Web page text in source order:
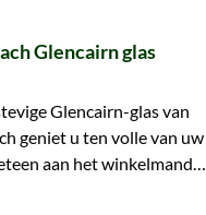
Glencairn glas
Glencairn-glas van
geniet u ten volle van uw
aan het winkelmandje